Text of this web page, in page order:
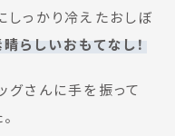
しっかり冷えたおしぼ
らしいおもてなし！
グさんに手を振って